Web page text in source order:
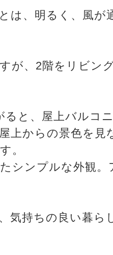
は、明るく、風が
が、2階をリビン
ると、屋上バルコ
上からの景色を見
。
シンプルな外観
気持ちの良い暮ら